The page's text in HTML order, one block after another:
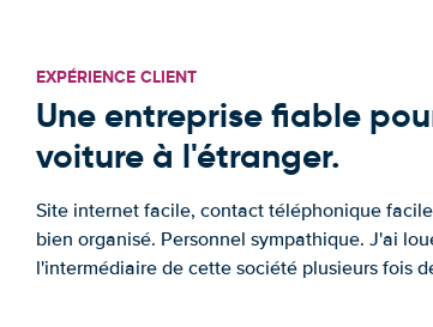
EXPÉRIENCE CLIENT
Une entreprise fiable
voiture à l'étranger.
Site internet facile, contact téléphonique
bien organisé. Personnel sympathique. J'ai
l'intermédiaire de cette société plusieurs fois